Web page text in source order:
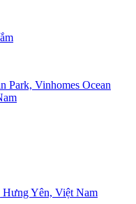
Park, Vinhomes Ocean
Yên, Việt Nam